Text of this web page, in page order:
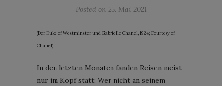
Posted on 25. Mai 2021
(Der Duke of Westminster und Gabrielle Chanel, 1924; Courtesy of
Chanel)
In den letzten Monaten fanden Reisen meist
nur im Kopf statt: Wer nicht an seinem